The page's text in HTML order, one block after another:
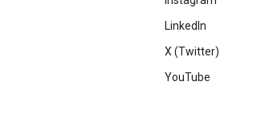
LinkedIn
X (Twitter)
YouTube